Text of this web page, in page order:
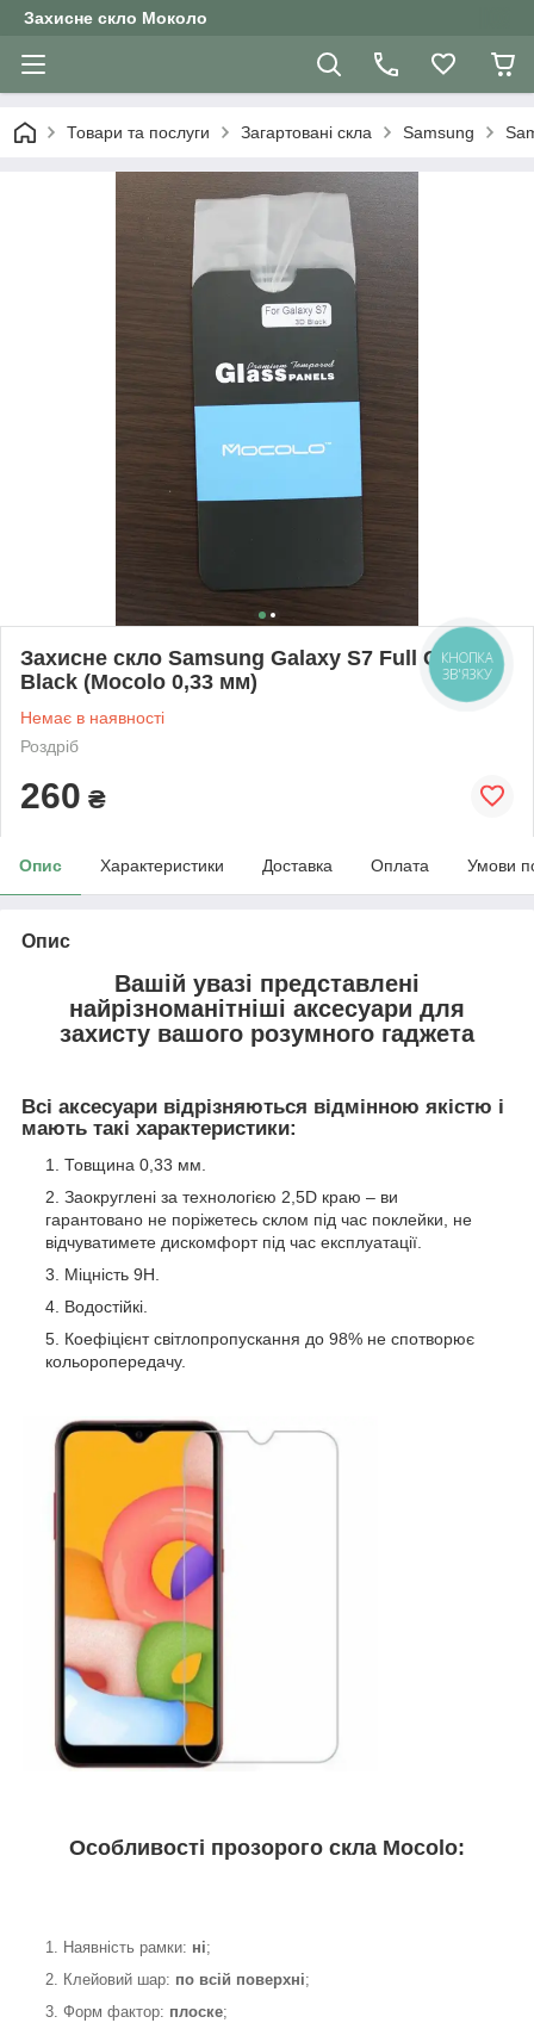
Захисне скло Moколо
Товари та послуги Загартовані скла Samsung
Захисне скло Samsung Galaxy S7 Full Cover
Black (Mocolo 0,33 мм)
Немає в наявності
Роздріб
260 ₴
Опис Характеристики Доставка Оплата Умови
Опис
Вашій увазі представлені
найрізноманітніші аксесуари для
захисту вашого розумного гаджета
Всі аксесуари відрізняються відмінною якістю і
мають такі характеристики:
Товщина 0,33 мм.
Заокруглені за технологією 2,5D краю – ви
гарантовано не поріжетесь склом під час поклейки, не
відчуватимете дискомфорт під час експлуатації.
Міцність 9Н.
Водостійкі.
Коефіцієнт світлопропускання до 98% не спотворює
кольоропередачу.
Особливості прозорого скла Mocolo:
1. Наявність рамки: ні;
2. Клейовий шар: по всій поверхні;
3. Форм фактор: плоске;
КНОПКА
ЗВ'ЯЗКУ